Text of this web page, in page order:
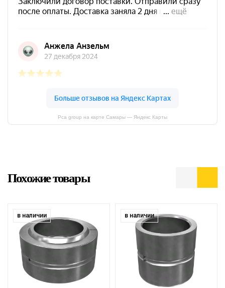
Pca group на карте Самары — Яндекс Карты
Похожие товары
в наличии в наличии